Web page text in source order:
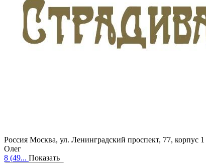
Россия Москва, ул. Ленинградский проспект, 77, корпус 1
Олег
8 (49... Показать